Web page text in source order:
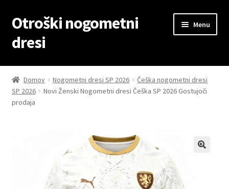
Skip
to
navigation
Skip
to
content
Otroški nogometni
dresi
Menu
Domov
Blog
Domov Nogometni dresi SP 2026
Češka nogometni dresi
SP 2026
Novi Ženski Nogometni dresi Češka SP 2026 Gostujoči
prodaja